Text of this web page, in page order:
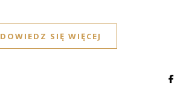
DOWIEDZ SIĘ WIĘCEJ